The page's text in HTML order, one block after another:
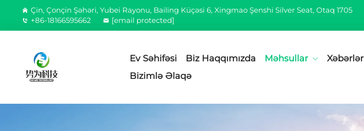
Çin, Çonçin Şəhəri, Yubei Rayonu, Bailing Küçəsi 6, Xingmao Şenshi Silver Seat, Otaq 1705
+86-18166595662
[email protected]
Ev Səhifəsi Biz Haqqımızda Məhsullar Xəbərlər
Bizimlə Əlaqə